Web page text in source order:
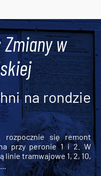
w
na rondzie
się remont
przy peronie 1 i 2. W
linie tramwajowe 1, 2, 10,